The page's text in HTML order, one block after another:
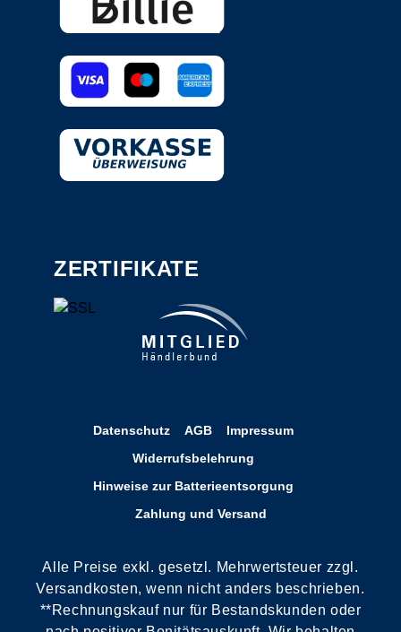
ZERTIFIKATE
Datenschutz AGB
Impressum
Widerrufsbelehrung
Hinweise zur Batterieentsorgung
Zahlung und Versand
Alle Preise exkl. gesetzl. Mehrwertsteuer zzgl.
Versandkosten, wenn nicht anders beschrieben.
**Rechnungskauf nur für Bestandskunden oder